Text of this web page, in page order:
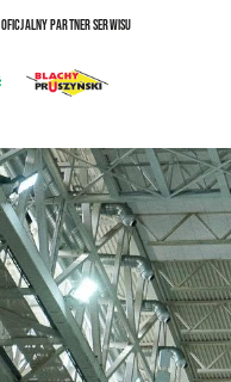
OFICJALNY PARTNER SERWISU